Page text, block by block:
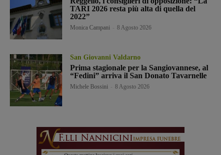
TARI 2026 resta più alta di quella del
2022”
Monica Campani 8 Agosto 2026
San Giovanni Valdarno
Prima stagionale per la Sangiovannese, al
“Fedini” arriva il San Donato Tavarnelle
Michele Bossini 8 Agosto 2026